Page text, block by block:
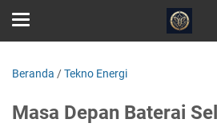
Beranda /Tekno Energi
Masa Depan Baterai